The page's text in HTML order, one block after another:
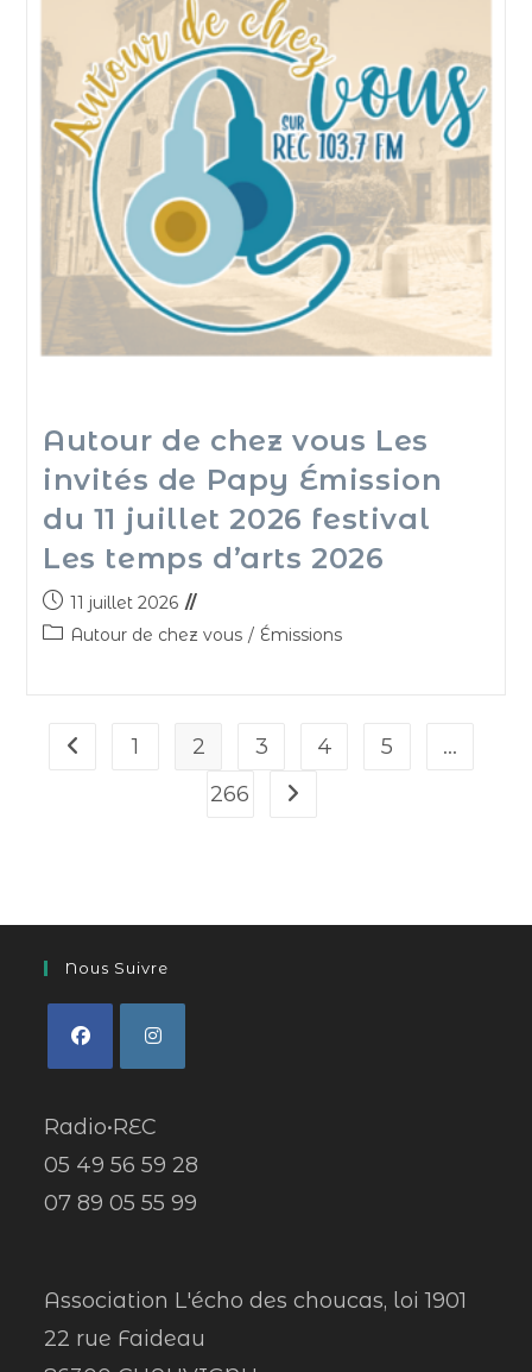
Autour de chez vous Les
invités de Papy Émission
du 11 juillet 2026 festival
Les temps d’arts 2026
11 juillet 2026
Autour de chez vous / Émissions
1 2 3 4 5
…
266
Nous Suivre
Radio•REC
05 49 56 59 28
07 89 05 55 99
Association L'écho des choucas, loi 1901
22 rue Faideau